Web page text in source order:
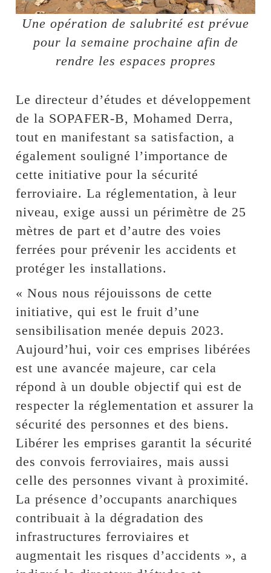
Une opération de salubrité est prévue
pour la semaine prochaine afin de
rendre les espaces propres
Le directeur d’études et développement
de la SOPAFER-B, Mohamed Derra,
tout en manifestant sa satisfaction, a
également souligné l’importance de
cette initiative pour la sécurité
ferroviaire. La réglementation, à leur
niveau, exige aussi un périmètre de 25
mètres de part et d’autre des voies
ferrées pour prévenir les accidents et
protéger les installations.
« Nous nous réjouissons de cette
initiative, qui est le fruit d’une
sensibilisation menée depuis 2023.
Aujourd’hui, voir ces emprises libérées
est une avancée majeure, car cela
répond à un double objectif qui est de
respecter la réglementation et assurer la
sécurité des personnes et des biens.
Libérer les emprises garantit la sécurité
des convois ferroviaires, mais aussi
celle des personnes vivant à proximité.
La présence d’occupants anarchiques
contribuait à la dégradation des
infrastructures ferroviaires et
augmentait les risques d’accidents », a